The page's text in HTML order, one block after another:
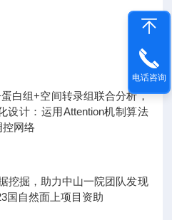
白组+空间转录组联合分析，
设计：运用Attention机制算法
网络
挖掘，助力中山一院团队发现
国自然面上项目资助
电话咨询